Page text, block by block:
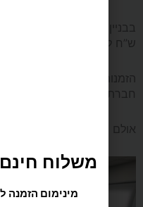
ש”ח לכל קומה.
הזמנות לאילת והערבה יעשו
חברת עידו ספורט.
אולם התצוגה המהמם שלנו ברחוב
מינימום הזמנה
(לא כולל